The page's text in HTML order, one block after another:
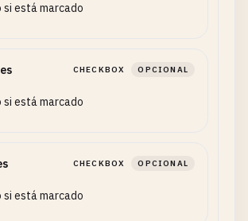
si está marcado
CHECKBOX OPCIONAL
si está marcado
CHECKBOX OPCIONAL
si está marcado